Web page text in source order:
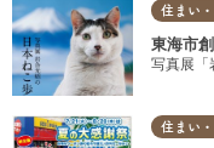
住まい
東海市
写真展「
住まい